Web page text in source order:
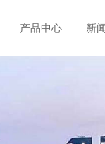
产品中心 新